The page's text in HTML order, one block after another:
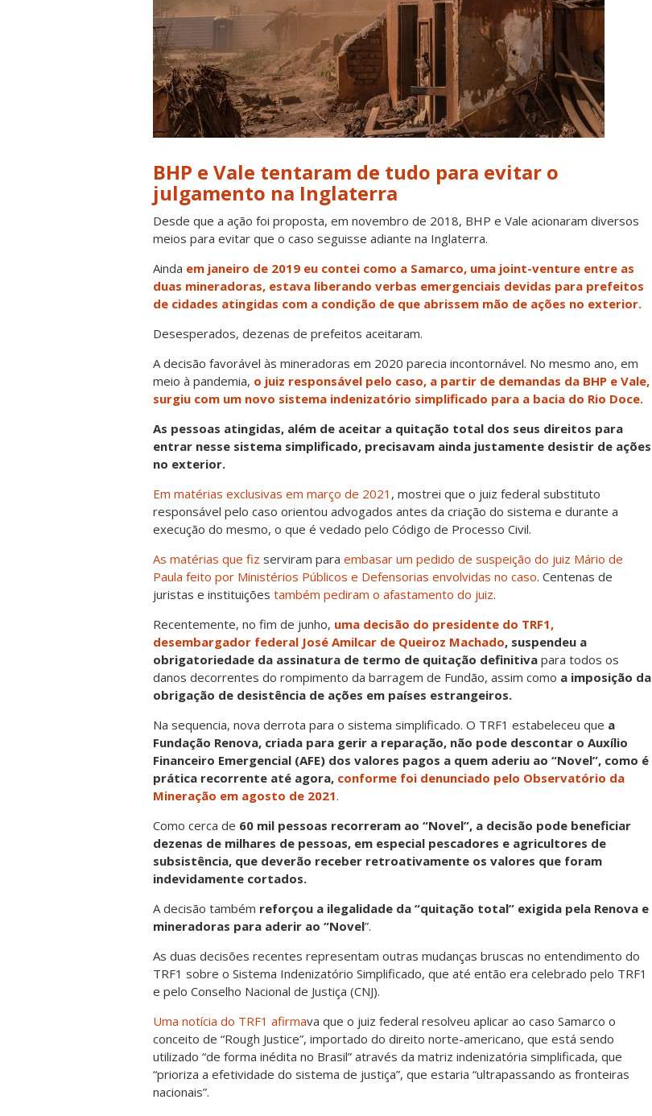
BHP e Vale tentaram de tudo para evitar o
julgamento na Inglaterra
Desde que a ação foi proposta, em novembro de 2018, BHP e Vale acionaram diversos
meios para evitar que o caso seguisse adiante na Inglaterra.
Ainda em janeiro de 2019 eu contei como a Samarco, uma joint-venture entre as
duas mineradoras, estava liberando verbas emergenciais devidas para prefeitos
de cidades atingidas com a condição de que abrissem mão de ações no exterior.
Desesperados, dezenas de prefeitos aceitaram.
A decisão favorável às mineradoras em 2020 parecia incontornável. No mesmo ano, em
meio à pandemia, o juiz responsável pelo caso, a partir de demandas da BHP e Vale,
surgiu com um novo sistema indenizatório simplificado para a bacia do Rio Doce.
As pessoas atingidas, além de aceitar a quitação total dos seus direitos para
entrar nesse sistema simplificado, precisavam ainda justamente desistir de ações
no exterior.
Em matérias exclusivas em março de 2021 , mostrei que o juiz federal substituto
responsável pelo caso orientou advogados antes da criação do sistema e durante a
execução do mesmo, o que é vedado pelo Código de Processo Civil.
As matérias que fiz serviram para embasar um pedido de suspeição do juiz Mário de
Paula feito por Ministérios Públicos e Defensorias envolvidas no caso. Centenas de
juristas e instituições também pediram o afastamento do juiz.
Recentemente, no fim de junho, uma decisão do presidente do TRF1,
desembargador federal José Amilcar de Queiroz Machado, suspendeu a
obrigatoriedade da assinatura de termo de quitação definitiva para todos os
danos decorrentes do rompimento da barragem de Fundão, assim como a imposição da
obrigação de desistência de ações em países estrangeiros.
Na sequencia, nova derrota para o sistema simplificado. O TRF1 estabeleceu que a
Fundação Renova, criada para gerir a reparação, não pode descontar o Auxílio
Financeiro Emergencial (AFE) dos valores pagos a quem aderiu ao “Novel”, como é
prática recorrente até agora, conforme foi denunciado pelo Observatório da
Mineração em agosto de 2021.
Como cerca de 60 mil pessoas recorreram ao “Novel”, a decisão pode beneficiar
dezenas de milhares de pessoas, em especial pescadores e agricultores de
subsistência, que deverão receber retroativamente os valores que foram
indevidamente cortados.
A decisão também reforçou a ilegalidade da “quitação total” exigida pela Renova e
mineradoras para aderir ao “Novel”.
As duas decisões recentes representam outras mudanças bruscas no entendimento do
TRF1 sobre o Sistema Indenizatório Simplificado, que até então era celebrado pelo TRF1
e pelo Conselho Nacional de Justiça (CNJ).
Uma notícia do TRF1 afirmava que o juiz federal resolveu aplicar ao caso Samarco o
conceito de “Rough Justice”, importado do direito norte-americano, que está sendo
utilizado “de forma inédita no Brasil” através da matriz indenizatória simplificada, que
“prioriza a efetividade do sistema de justiça”, que estaria “ultrapassando as fronteiras
nacionais”.